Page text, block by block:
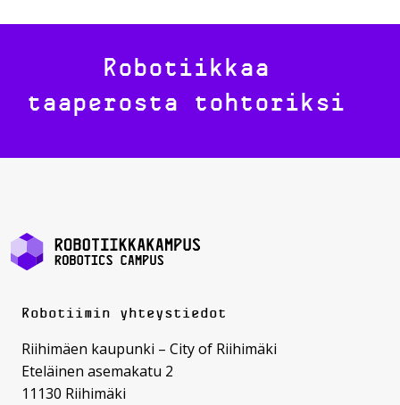
Robotiikkaa
taaperosta tohtoriksi
Robotiimin yhteystiedot
Riihimäen kaupunki – City of Riihimäki
Eteläinen asemakatu 2
11130 Riihimäki